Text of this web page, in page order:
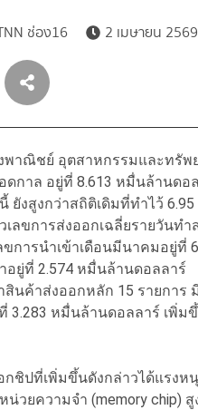
ช่อง16 2 เมษายน
พาณิชย์ อุตสาหกรรมและทรัพ
ดกาล อยู่ที่ 8.613 หมื่นล้านดอ
ยังสูงกว่าสถิติเดิมที่ทำไว้
เลขการส่งออกเฉลี่ยรายวันท
ขการนำเข้าเดือนมีนาคมอยู่ที่
อยู่ที่ 2.574 หมื่นล้านดอลลาร์
สินค้าส่งออกหลัก 15 รายการ
3.283 หมื่นล้านดอลลาร์ เพิ่ม
กชิปที่เพิ่มขึ้นดังกล่าวได้แรง
น่วยความจำ (memory chip)